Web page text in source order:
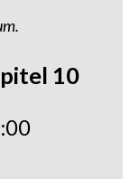
10